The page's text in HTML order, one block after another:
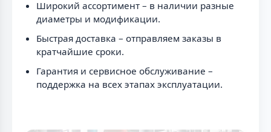
Широкий ассортимент – в наличии разные
диаметры и модификации.
Быстрая доставка – отправляем заказы в
кратчайшие сроки.
Гарантия и сервисное обслуживание –
поддержка на всех этапах эксплуатации.